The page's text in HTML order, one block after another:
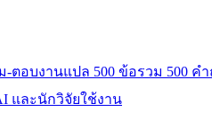
-ตอบงานแปล 500 ข้อรวม 500 ค
และนักวิจัยใช้งาน